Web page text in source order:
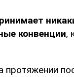
конвенции,